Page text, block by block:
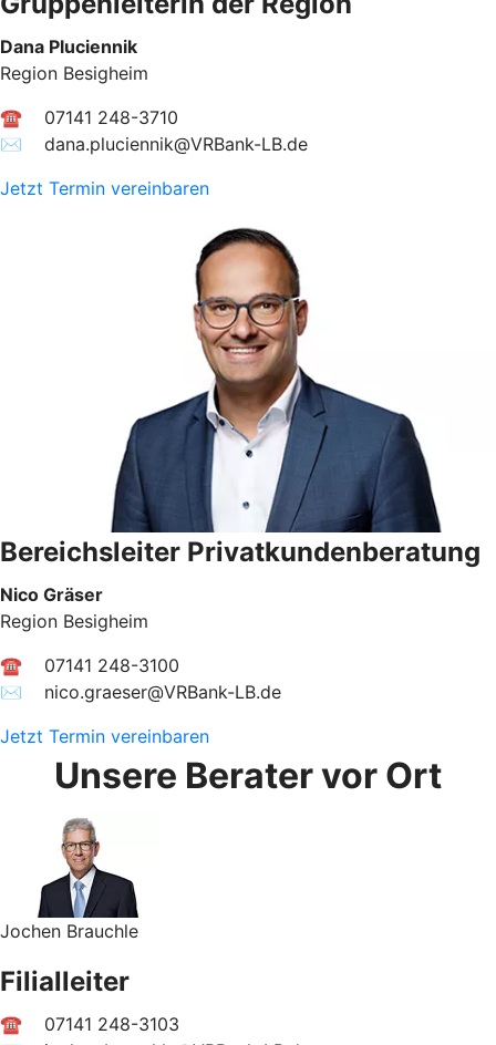
Dana Pluciennik
Region Besigheim
☎ 07141 248-3710
✉︎ dana.pluciennik@VRBank-LB.de
Jetzt Termin vereinbaren
Bereichsleiter Privatkundenberatung
Nico Gräser
Region Besigheim
☎ 07141 248-3100
✉︎ nico.graeser@VRBank-LB.de
Jetzt Termin vereinbaren
Unsere Berater vor Ort
Jochen Brauchle
Filialleiter
☎ 07141 248-3103